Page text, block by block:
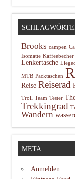
Brooks campen
Isomatte Kaffeebecher
Lenkertasche
MTB Packtaschen
Reise Reiserad
Troll Team Tester
Trekkingrad
Wandern
META
Anmelden